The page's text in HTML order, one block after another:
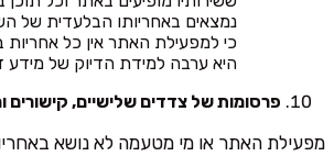
נמצאים באחריותו הבלעדית של
כי למפעילת האתר אין כל אחריות
היא ערבה למידת הדיוק של מידע
פרסומות של צדדים שלישיים, קישורים
מפעילת האתר או מי מטעמה לא נושא